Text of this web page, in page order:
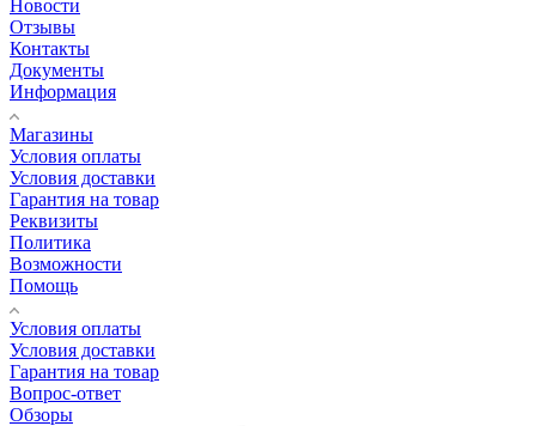
Новости
Отзывы
Контакты
Документы
Информация
Магазины
Условия оплаты
Условия доставки
Гарантия на товар
Реквизиты
Политика
Возможности
Помощь
Условия оплаты
Условия доставки
Гарантия на товар
Вопрос-ответ
Обзоры